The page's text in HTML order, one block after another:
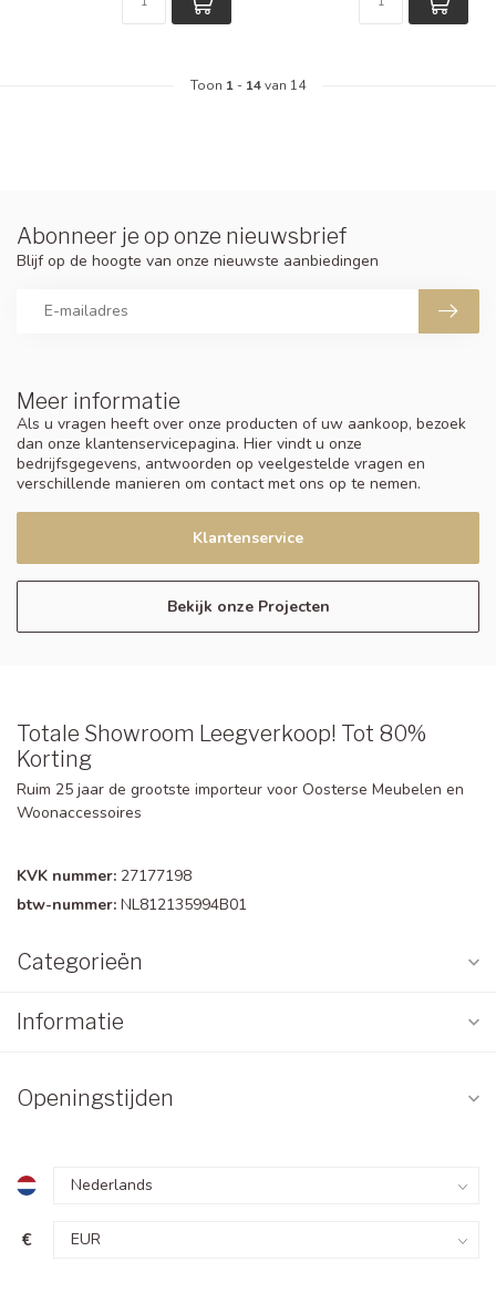
Toon 1 - 14van 14
Meer informatie
Als u vragen heeft over onze producten of uw aankoop, bezoek
dan onze klantenservicepagina. Hier vindt u onze
bedrijfsgegevens, antwoorden op veelgestelde vragen en
verschillende manieren om contact met ons op te nemen.
Klantenservice
Bekijk onze Projecten
Abonneer je op onze nieuwsbrief
Blijf op de hoogte van onze nieuwste aanbiedingen
Totale Showroom Leegverkoop! Tot 80%
Korting
Ruim 25 jaar de grootste importeur voor Oosterse Meubelen en
Woonaccessoires
KVK nummer: 27177198
btw-nummer: NL812135994B01
Categorieën
Informatie
Openingstijden
€